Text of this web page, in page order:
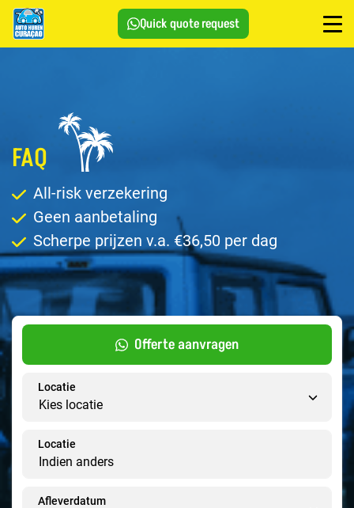
Quick quote request
FAQ
All-risk verzekering
Geen aanbetaling
Scherpe prijzen v.a. €36,50 per dag
Offerte aanvragen
Locatie
Locatie
Afleverdatum